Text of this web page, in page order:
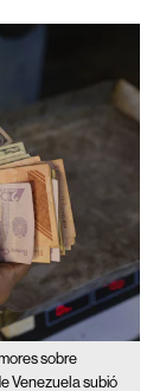
sobre
Venezuela subió